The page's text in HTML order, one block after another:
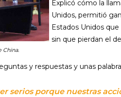
China.
Explicó cómo la
Unidos, permitió
Estados Unidos
sin que pierdan el
y respuestas y unas
serios porque nuestras